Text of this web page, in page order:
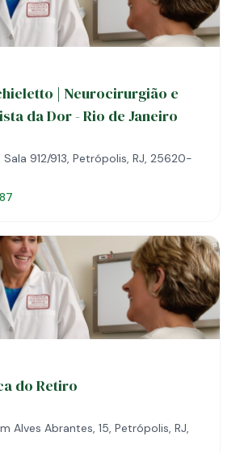
| Neurocirurgião e
da Dor - Rio de Janeiro
912/913, Petrópolis, RJ, 25620-
do Retiro
Alves Abrantes, 15, Petrópolis, RJ,